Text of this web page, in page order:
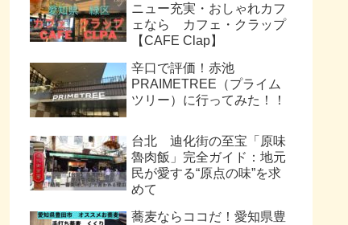
ニュー充実・おしゃれカフ
ェなら カフェ・クラップ
【CAFE Clap】
辛口で評価！赤池
PRAIMETREE（プライム
ツリー）に行ってみた！！
台北 迪化街の至宝「原味
魯肉飯」完全ガイド：地元
民が愛する“原点の味”を求
めて
蕎麦ならココだ！愛知県豊